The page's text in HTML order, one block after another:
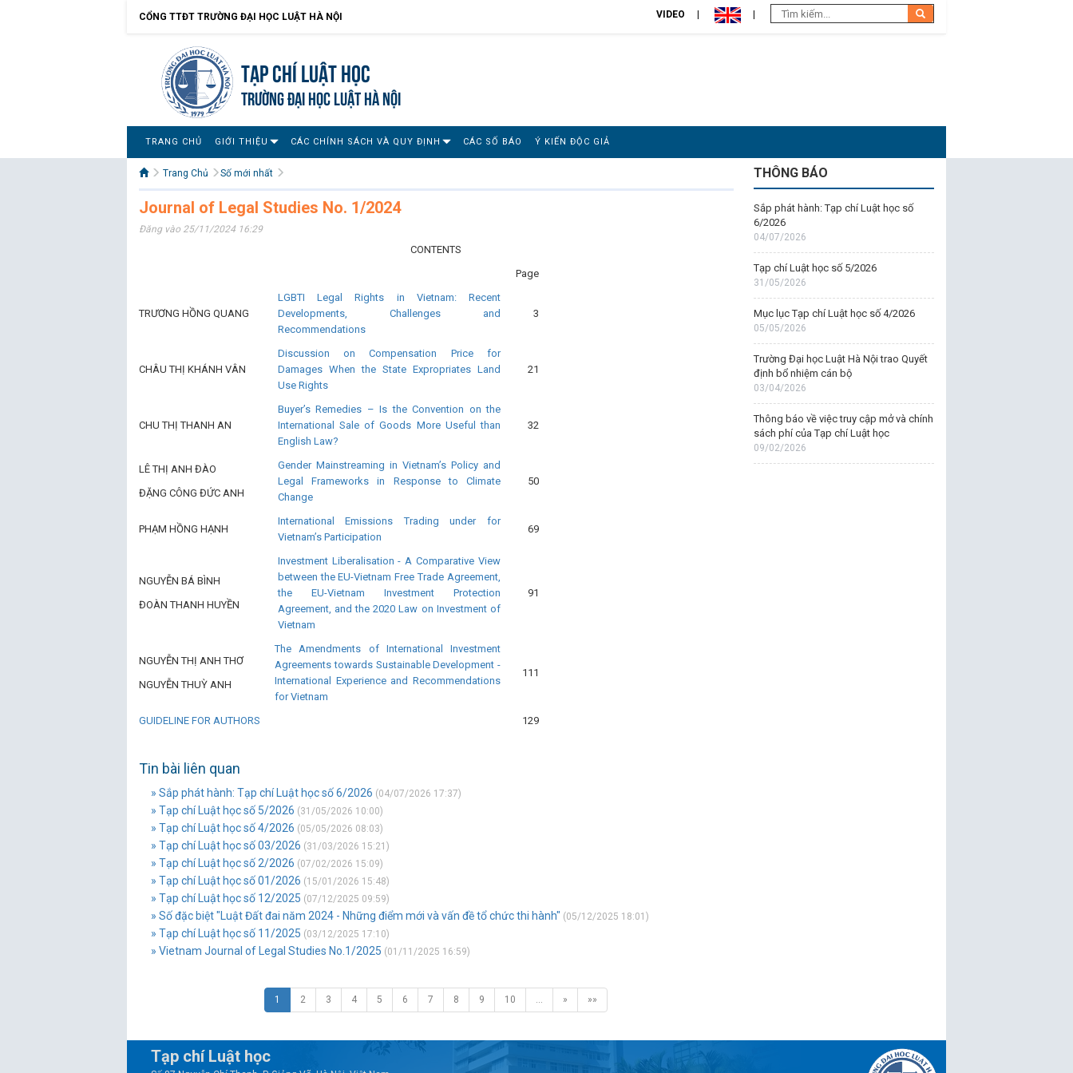
CỔNG TTĐT TRƯỜNG ĐẠI HỌC LUẬT HÀ NỘI VIDEO
Tạp chí Luật học
TRƯỜNG ĐẠI HỌC LUẬT HÀ NỘI
TRANG CHỦ GIỚI THIỆU CÁC CHÍNH SÁCH VÀ QUY ĐỊNH CÁC SỐ BÁO Ý KIẾN ĐỘC GIẢ
Trang Chủ Số mới nhất
Journal of Legal Studies No. 1/2024
Đăng vào 25/11/2024 16:29
CONTENTS
Page
TRƯƠNG HỒNG QUANG
LGBTI Legal Rights in Vietnam: Recent
Developments, Challenges and
Recommendations
3
CHÂU THỊ KHÁNH VÂN
Discussion on Compensation Price for
Damages When the State Expropriates Land
Use Rights
21
CHU THỊ THANH AN
Buyer’s Remedies – Is the Convention on the
International Sale of Goods More Useful than
English Law?
32
LÊ THỊ ANH ĐÀO
ĐẶNG CÔNG ĐỨC ANH
Gender Mainstreaming in Vietnam’s Policy and
Legal Frameworks in Response to Climate
Change
50
PHẠM HỒNG HẠNH
International Emissions Trading under for
Vietnam’s Participation
69
NGUYỄN BÁ BÌNH
ĐOÀN THANH HUYỀN
Investment Liberalisation - A Comparative View
between the EU-Vietnam Free Trade Agreement,
the EU-Vietnam Investment Protection
Agreement, and the 2020 Law on Investment of
Vietnam
91
NGUYỄN THỊ ANH THƠ
NGUYỄN THUỲ ANH
The Amendments of International Investment
Agreements towards Sustainable Development -
International Experience and Recommendations
for Vietnam
111
GUIDELINE FOR AUTHORS 129
Tin bài liên quan
» Sắp phát hành: Tạp chí Luật học số 6/2026 (04/07/2026 17:37)
» Tạp chí Luật học số 5/2026 (31/05/2026 10:00)
» Tạp chí Luật học số 4/2026 (05/05/2026 08:03)
» Tạp chí Luật học số 03/2026 (31/03/2026 15:21)
» Tạp chí Luật học số 2/2026 (07/02/2026 15:09)
» Tạp chí Luật học số 01/2026 (15/01/2026 15:48)
» Tạp chí Luật học số 12/2025 (07/12/2025 09:59)
» Số đặc biệt "Luật Đất đai năm 2024 - Những điểm mới và vấn đề tổ chức thi hành" (05/12/2025 18:01)
» Tạp chí Luật học số 11/2025 (03/12/2025 17:10)
» Vietnam Journal of Legal Studies No.1/2025 (01/11/2025 16:59)
1 2 3 4 5 6 7 8 9 10 … » »»
THÔNG BÁO
Sắp phát hành: Tạp chí Luật học số
6/2026
04/07/2026
Tạp chí Luật học số 5/2026
31/05/2026
Mục lục Tạp chí Luật học số 4/2026
05/05/2026
Trường Đại học Luật Hà Nội trao Quyết
định bổ nhiệm cán bộ
03/04/2026
Thông báo về việc truy cập mở và chính
sách phí của Tạp chí Luật học
09/02/2026
Tạp chí Luật học